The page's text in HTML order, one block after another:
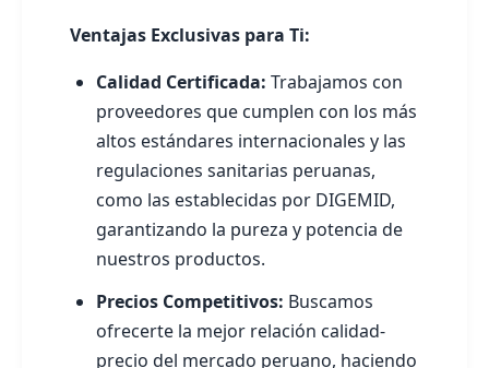
Ventajas Exclusivas para Ti:
Calidad Certificada: Trabajamos con
proveedores que cumplen con los más
altos estándares internacionales y las
regulaciones sanitarias peruanas,
como las establecidas por DIGEMID,
garantizando la pureza y potencia de
nuestros productos.
Precios Competitivos: Buscamos
ofrecerte la mejor relación calidad-
precio del mercado peruano, haciendo